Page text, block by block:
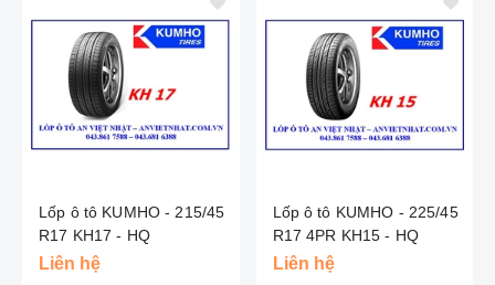
Lốp ô tô KUMHO - 215/45
R17 KH17 - HQ
Liên hệ
Lốp ô tô KUMHO - 225/45
R17 4PR KH15 - HQ
Liên hệ